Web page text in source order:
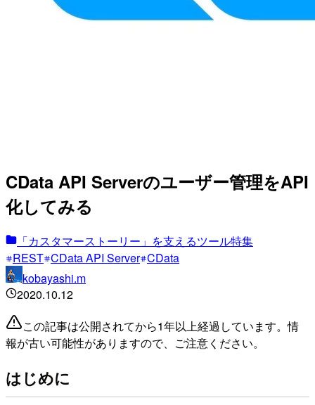
CData API Serverのユーザー管理をAPI
化してみる
「カスタマーストーリー」を支えるツール特集
REST CData API Server CData
kobayashi.m
2020.10.12
この記事は公開されてから1年以上経過しています。情
報が古い可能性がありますので、ご注意ください。
はじめに